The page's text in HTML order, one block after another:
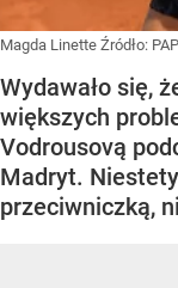
Magda Linette Źródło: PAP
Wydawało się,
większych
Vodrousovą
Madryt.
przeciwniczką,